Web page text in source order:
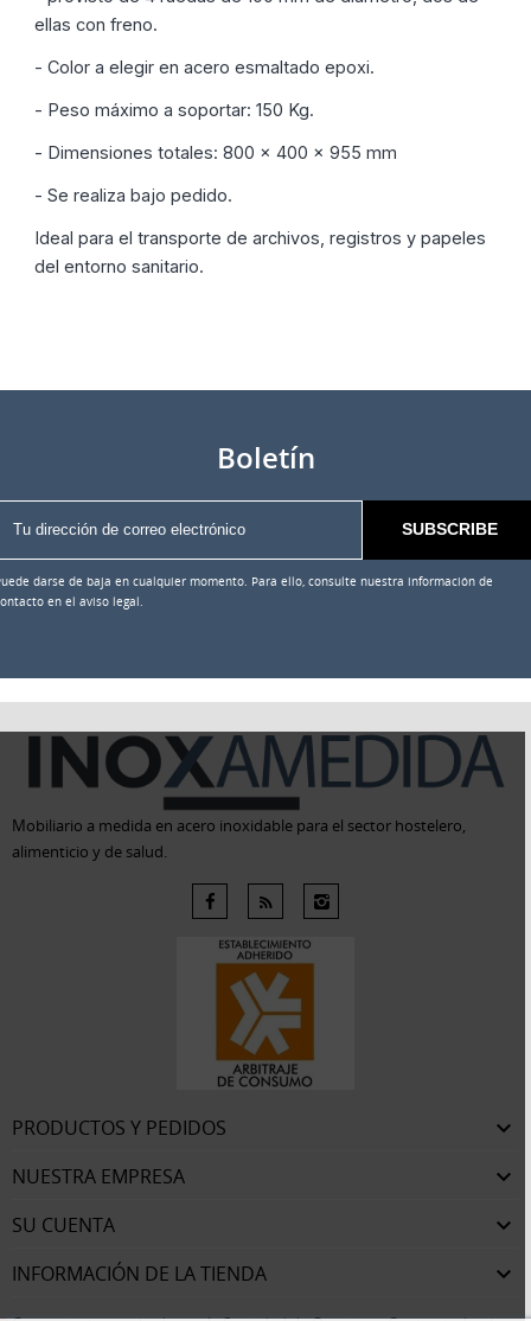
ellas con freno.
- Color a elegir en acero esmaltado epoxi.
- Peso máximo a soportar: 150 Kg.
- Dimensiones totales: 800 x 400 x 955 mm
- Se realiza bajo pedido.
Ideal para el transporte de archivos, registros y papeles
del entorno sanitario.
Boletín
darse de baja en cualquier momento. Para ello, consulte nuestra información de
en el aviso legal.
Mobiliario a medida en acero inoxidable para el sector hostelero,
alimenticio y de salud.
PRODUCTOS Y PEDIDOS 
NUESTRA EMPRESA 
SU CUENTA 
INFORMACIÓN DE LA TIENDA 